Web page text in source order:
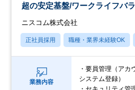
超の安定基盤/ワークライフバ
ニスコム株式会社
正社員採用 職種・業界未経験OK
業務内容
・要員管理（アカ
システム登録）